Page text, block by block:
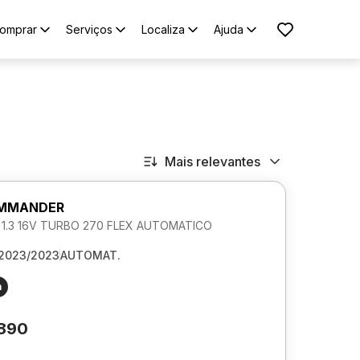
Serviços Localiza Ajuda
Mais relevantes
16V TURBO 270 FLEX AUTOMATICO
2023AUTOMAT.